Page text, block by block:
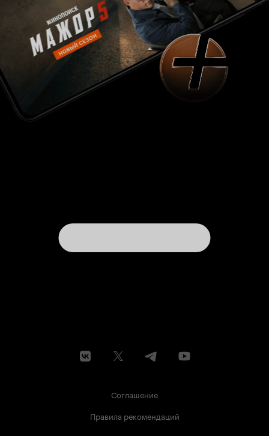
Соглашение
Правила рекомендаций